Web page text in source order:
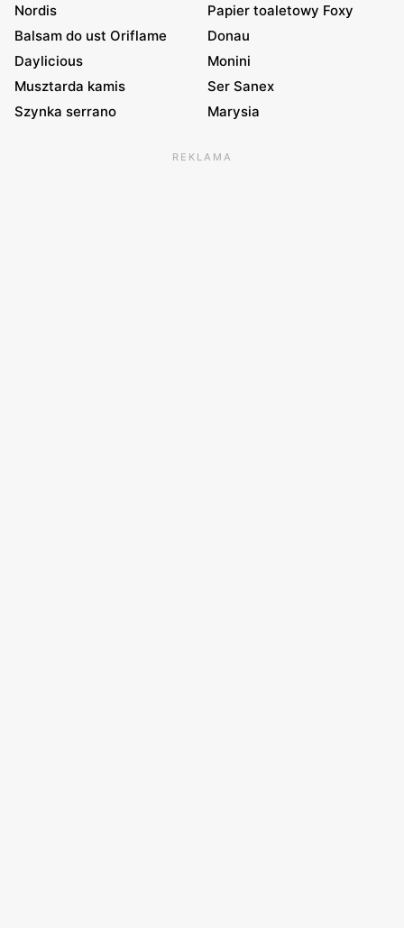
Nordis
Papier toaletowy Foxy
Balsam do ust Oriflame
Donau
Daylicious
Monini
Musztarda kamis
Ser Sanex
Szynka serrano
Marysia
REKLAMA